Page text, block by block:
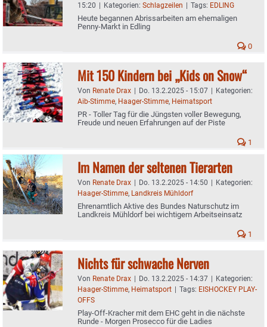
15:20 | Kategorien: Schlagzeilen | Tags: EDLING
Heute begannen Abrissarbeiten am ehemaligen
Penny-Markt in Edling
0
Mit 150 Kindern bei „Kids on Snow“
Von Renate Drax | Do. 13.2.2025 - 15:07 | Kategorien:
Aib-Stimme, Haager-Stimme, Heimatsport
PR - Toller Tag für die Jüngsten voller Bewegung,
Freude und neuen Erfahrungen auf der Piste
1
Im Namen der seltenen Tierarten
Von Renate Drax | Do. 13.2.2025 - 14:50 | Kategorien:
Haager-Stimme, Landkreis Mühldorf
Ehrenamtlich Aktive des Bundes Naturschutz im
Landkreis Mühldorf bei wichtigem Arbeitseinsatz
1
Nichts für schwache Nerven
Von Renate Drax | Do. 13.2.2025 - 14:37 | Kategorien:
Haager-Stimme, Heimatsport | Tags: EISHOCKEY PLAY-
OFFS
Play-Off-Kracher mit dem EHC geht in die nächste
Runde - Morgen Prosecco für die Ladies